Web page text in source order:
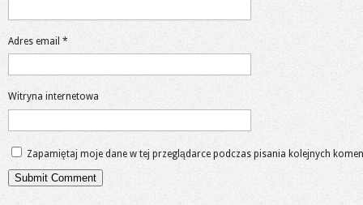
Adres email *
Witryna internetowa
Zapamiętaj moje dane w tej przeglądarce podczas pisania kolejnych